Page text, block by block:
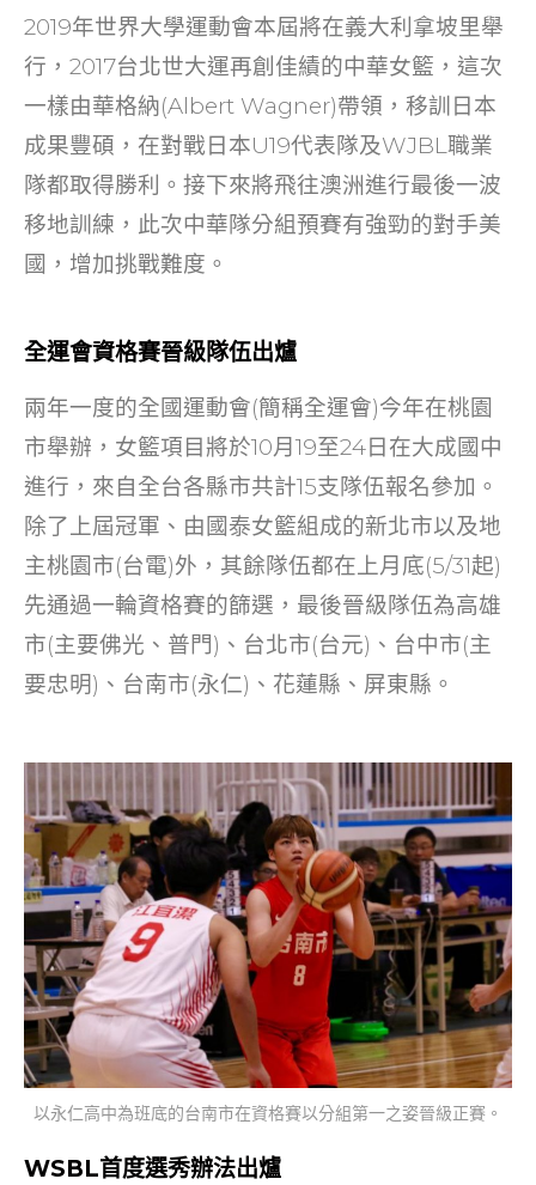
2019年世界大學運動會本屆將在義大利拿坡里舉
行，2017台北世大運再創佳績的中華女籃，這次
一樣由華格納(Albert Wagner)帶領，移訓日本
成果豐碩，在對戰日本U19代表隊及WJBL職業
隊都取得勝利。接下來將飛往澳洲進行最後一波
移地訓練，此次中華隊分組預賽有強勁的對手美
國，增加挑戰難度。
全運會資格賽晉級隊伍出爐
兩年一度的全國運動會(簡稱全運會)今年在桃園
市舉辦，女籃項目將於10月19至24日在大成國中
進行，來自全台各縣市共計15支隊伍報名參加。
除了上屆冠軍、由國泰女籃組成的新北市以及地
主桃園市(台電)外，其餘隊伍都在上月底(5/31起)
先通過一輪資格賽的篩選，最後晉級隊伍為高雄
市(主要佛光、普門)、台北市(台元)、台中市(主
要忠明)、台南市(永仁)、花蓮縣、屏東縣。
以永仁高中為班底的台南市在資格賽以分組第一之姿晉級正賽。
WSBL首度選秀辦法出爐